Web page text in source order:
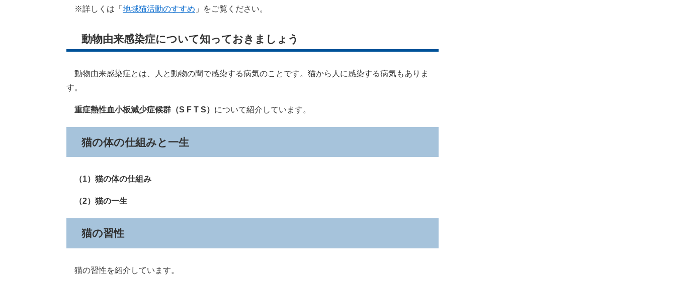
※詳しくは「 地域猫活動のすすめ 」をご覧ください。
動物由来感染症について知っておきましょう
動物由来感染症とは、人と動物の間で感染する病気のことです。猫から人に感染する病気もありま
す。
重症熱性血小板減少症候群（S F T S） について紹介しています。
猫の体の仕組みと一生
（1）猫の体の仕組み
（2）猫の一生
猫の習性
猫の習性を紹介しています。